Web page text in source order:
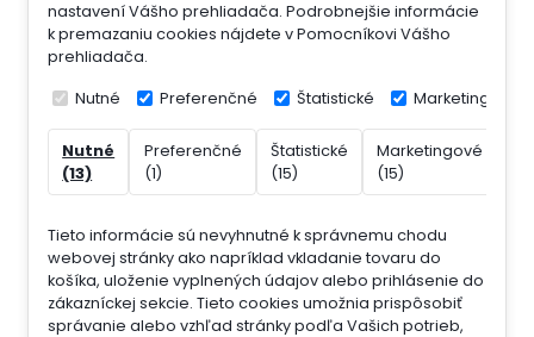
nastavení Vášho prehliadača. Podrobnejšie informácie
k premazaniu cookies nájdete v Pomocníkovi Vášho
prehliadača.
Nutné Preferenčné Štatistické Marketingové
Nutné
(13)
Preferenčné
(1)
Štatistické
(15)
Marketingové
(15)
Tieto informácie sú nevyhnutné k správnemu chodu
webovej stránky ako napríklad vkladanie tovaru do
košíka, uloženie vyplnených údajov alebo prihlásenie do
zákazníckej sekcie. Tieto cookies umožnia prispôsobiť
správanie alebo vzhľad stránky podľa Vašich potrieb,